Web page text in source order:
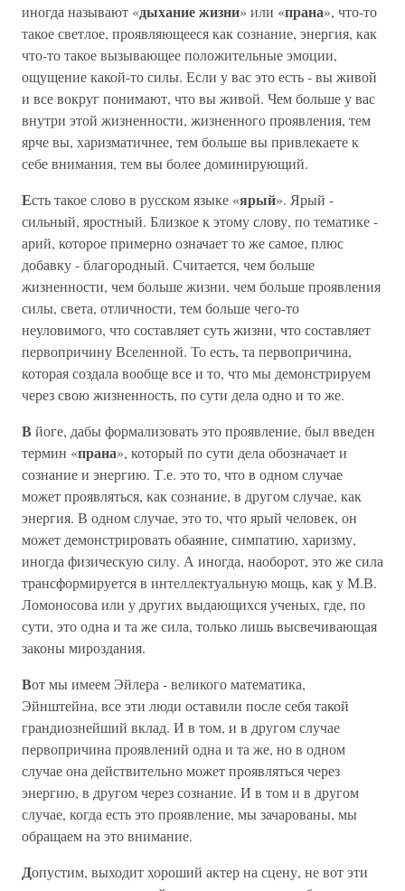
иногда называют «дыхание жизни» или «прана», что-то
такое светлое, проявляющееся как сознание, энергия, как
что-то такое вызывающее положительные эмоции,
ощущение какой-то силы. Если у вас это есть - вы живой
и все вокруг понимают, что вы живой. Чем больше у вас
внутри этой жизненности, жизненного проявления, тем
ярче вы, харизматичнее, тем больше вы привлекаете к
себе внимания, тем вы более доминирующий.
Есть такое слово в русском языке «ярый». Ярый -
сильный, яростный. Близкое к этому слову, по тематике -
арий, которое примерно означает то же самое, плюс
добавку - благородный. Считается, чем больше
жизненности, чем больше жизни, чем больше проявления
силы, света, отличности, тем больше чего-то
неуловимого, что составляет суть жизни, что составляет
первопричину Вселенной. То есть, та первопричина,
которая создала вообще все и то, что мы демонстрируем
через свою жизненность, по сути дела одно и то же.
Вйоге, дабы формализовать это проявление, был введен
термин «прана», который по сути дела обозначает и
сознание и энергию. Т.е. это то, что в одном случае
может проявляться, как сознание, в другом случае, как
энергия. В одном случае, это то, что ярый человек, он
может демонстрировать обаяние, симпатию, харизму,
иногда физическую силу. А иногда, наоборот, это же сила
трансформируется в интеллектуальную мощь, как у М.В.
Ломоносова или у других выдающихся ученых, где, по
сути, это одна и та же сила, только лишь высвечивающая
законы мироздания.
Вот мы имеем Эйлера - великого математика,
Эйнштейна, все эти люди оставили после себя такой
грандиознейший вклад. И в том, и в другом случае
первопричина проявлений одна и та же, но в одном
случае она действительно может проявляться через
энергию, в другом через сознание. И в том и в другом
случае, когда есть это проявление, мы зачарованы, мы
обращаем на это внимание.
Допустим, выходит хороший актер на сцену, не вот эти